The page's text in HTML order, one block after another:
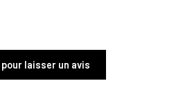
laisser un avis